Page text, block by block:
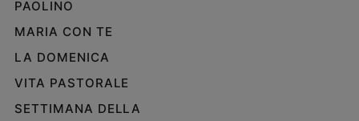
PAOLINO
MARIA CON TE
LA DOMENICA
VITA PASTORALE
SETTIMANA DELLA